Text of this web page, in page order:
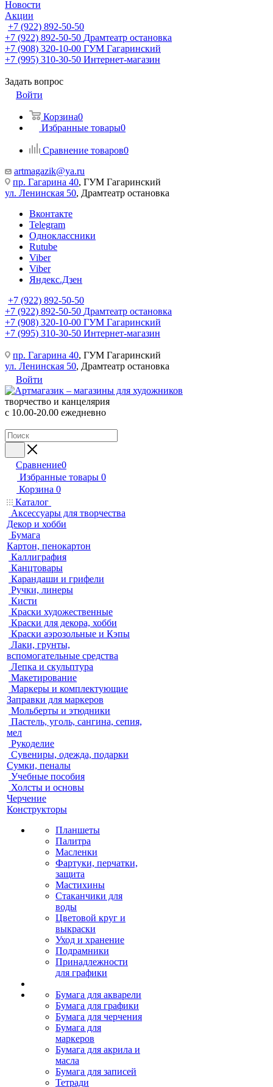
Новости
Акции
+7 (922) 892-50-50
+7 (922) 892-50-50 Драмтеатр остановка
+7 (908) 320-10-00 ГУМ Гагаринский
+7 (995) 310-30-50 Интернет-магазин
Задать вопрос
Войти
Корзина0
Избранные товары0
Сравнение товаров0
artmagazik@ya.ru
пр. Гагарина 40, ГУМ Гагаринский
ул. Ленинская 50, Драмтеатр остановка
Вконтакте
Telegram
Одноклассники
Rutube
Viber
Viber
Яндекс.Дзен
+7 (922) 892-50-50
+7 (922) 892-50-50 Драмтеатр остановка
+7 (908) 320-10-00 ГУМ Гагаринский
+7 (995) 310-30-50 Интернет-магазин
пр. Гагарина 40, ГУМ Гагаринский
ул. Ленинская 50, Драмтеатр остановка
Войти
творчество и канцелярия
с 10.00-20.00 ежедневно
Сравнение0
Избранные товары 0
Корзина 0
Каталог
Аксессуары для творчества
Декор и хобби
Бумага
Картон, пенокартон
Каллиграфия
Канцтовары
Карандаши и грифели
Ручки, линеры
Кисти
Краски художественные
Краски для декора, хобби
Краски аэрозольные и Кэпы
Лаки, грунты,
вспомогательные средства
Лепка и скульптура
Макетирование
Маркеры и комплектующие
Заправки для маркеров
Мольберты и этюдники
Пастель, уголь, сангина, сепия,
мел
Рукоделие
Сувениры, одежда, подарки
Сумки, пеналы
Учебные пособия
Холсты и основы
Черчение
Конструкторы
Планшеты
Палитра
Масленки
Фартуки, перчатки,
защита
Мастихины
Стаканчики для
воды
Цветовой круг и
выкраски
Уход и хранение
Подрамники
Принадлежности
для графики
Бумага для акварели
Бумага для графики
Бумага для черчения
Бумага для
маркеров
Бумага для акрила и
масла
Бумага для записей
Тетради